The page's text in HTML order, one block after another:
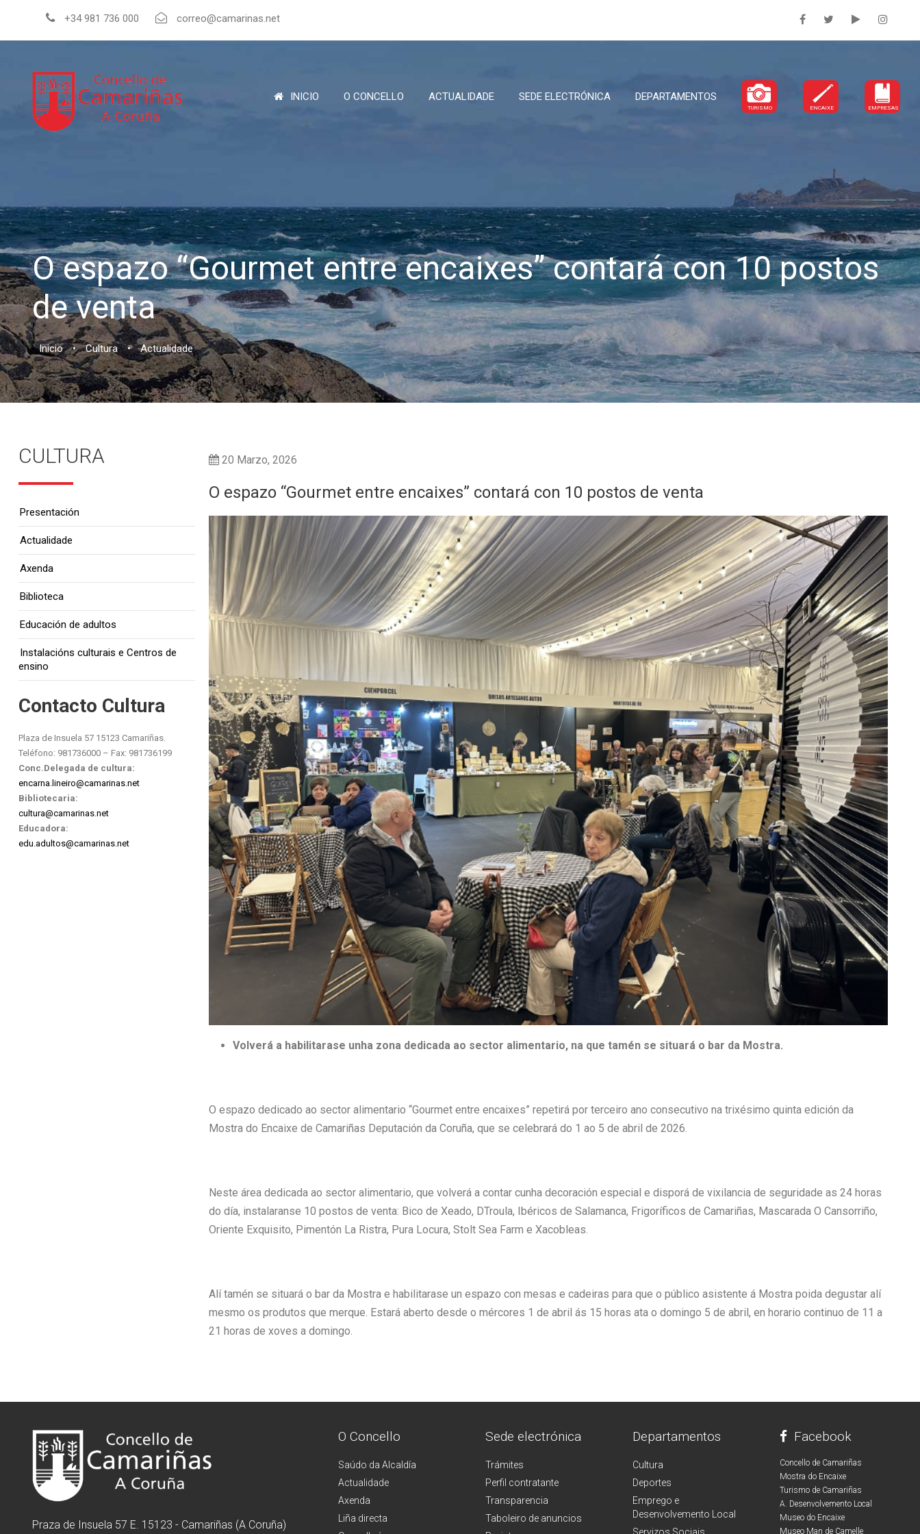
+34 981 736 000 correo@camarinas.net
INICIO O CONCELLO ACTUALIDADE SEDE ELECTRÓNICA DEPARTAMENTOS
TURISMO ENCAIXE EMPRESAS
O espazo “Gourmet entre encaixes” contará con 10 postos
de venta
Inicio • Cultura • Actualidade
20 Marzo, 2026
O espazo “Gourmet entre encaixes” contará con 10 postos de venta
Volverá a habilitarase unha zona dedicada ao sector alimentario, na que tamén se situará o bar da Mostra.
O espazo dedicado ao sector alimentario “Gourmet entre encaixes” repetirá por terceiro ano consecutivo na trixésimo quinta edición da
Mostra do Encaixe de Camariñas Deputación da Coruña, que se celebrará do 1 ao 5 de abril de 2026.
Neste área dedicada ao sector alimentario, que volverá a contar cunha decoración especial e disporá de vixilancia de seguridade as 24 horas
do día, instalaranse 10 postos de venta: Bico de Xeado, DTroula, Ibéricos de Salamanca, Frigoríficos de Camariñas, Mascarada O Cansorriño,
Oriente Exquisito, Pimentón La Ristra, Pura Locura, Stolt Sea Farm e Xacobleas.
Alí tamén se situará o bar da Mostra e habilitarase un espazo con mesas e cadeiras para que o público asistente á Mostra poida degustar alí
mesmo os produtos que merque. Estará aberto desde o mércores 1 de abril ás 15 horas ata o domingo 5 de abril, en horario continuo de 11 a
21 horas de xoves a domingo.
CULTURA
Presentación
Actualidade
Axenda
Biblioteca
Educación de adultos
Instalacións culturais e Centros de
ensino
Contacto Cultura
Plaza de Insuela 57 15123 Camariñas.
Teléfono: 981736000 – Fax: 981736199
Conc.Delegada de cultura:
encarna.lineiro@camarinas.net
Bibliotecaria:
cultura@camarinas.net
Educadora:
edu.adultos@camarinas.net
Praza de Insuela 57 E. 15123 - Camariñas (A Coruña)
O Concello
Saúdo da Alcaldía
Actualidade
Axenda
Liña directa
Sede electrónica
Trámites
Perfil contratante
Transparencia
Taboleiro de anuncios
Departamentos
Cultura
Deportes
Emprego e
Desenvolvemento Local
Facebook
Concello de Camariñas
Mostra do Encaixe
Turismo de Camariñas
A. Desenvolvemento Local
Museo do Encaixe
Museo Man de Camelle